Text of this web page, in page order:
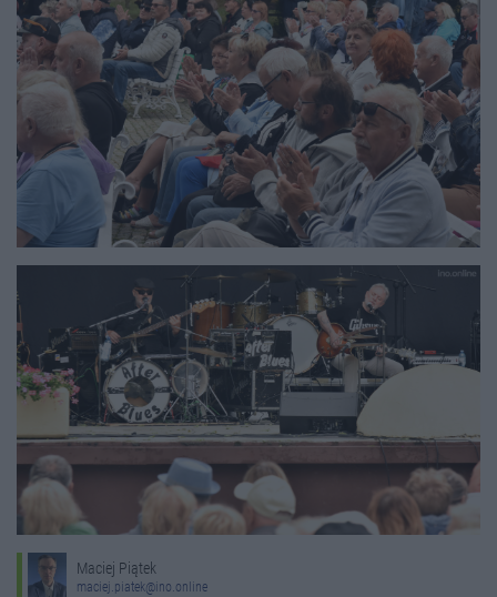
Maciej Piątek
maciej.piatek@ino.online